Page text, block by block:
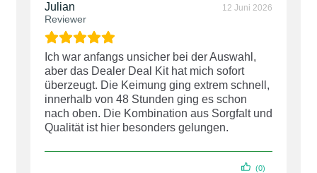
Julian
Reviewer
12 Juni 2026
Ich war anfangs unsicher bei der Auswahl,
aber das Dealer Deal Kit hat mich sofort
überzeugt. Die Keimung ging extrem schnell,
innerhalb von 48 Stunden ging es schon
nach oben. Die Kombination aus Sorgfalt und
Qualität ist hier besonders gelungen.
(0)